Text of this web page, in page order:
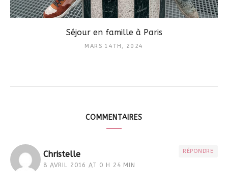
Séjour en famille à Paris
MARS 14TH, 2024
COMMENTAIRES
Christelle
8 AVRIL 2016 AT 0 H 24 MIN
RÉPONDRE